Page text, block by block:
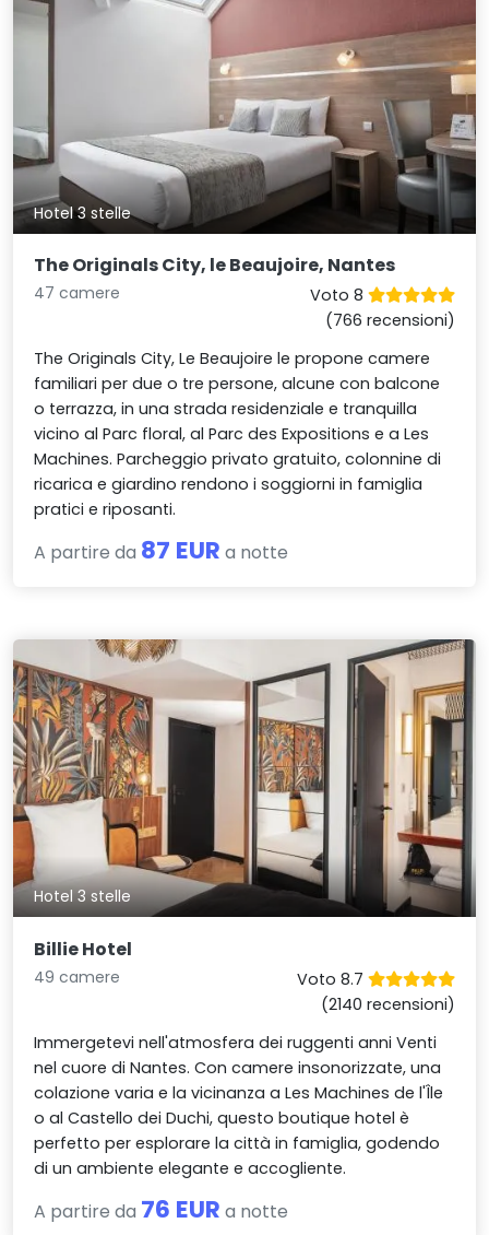
Hotel 3 stelle
The Originals City, le Beaujoire, Nantes
47 camere
Voto 8
(766 recensioni)
The Originals City, Le Beaujoire le propone camere
familiari per due o tre persone, alcune con balcone
o terrazza, in una strada residenziale e tranquilla
vicino al Parc floral, al Parc des Expositions e a Les
Machines. Parcheggio privato gratuito, colonnine di
ricarica e giardino rendono i soggiorni in famiglia
pratici e riposanti.
A partire da 87 EUR a notte
Hotel 3 stelle
Billie Hotel
49 camere
Voto 8.7
(2140 recensioni)
Immergetevi nell'atmosfera dei ruggenti anni Venti
nel cuore di Nantes. Con camere insonorizzate, una
colazione varia e la vicinanza a Les Machines de l'Île
o al Castello dei Duchi, questo boutique hotel è
perfetto per esplorare la città in famiglia, godendo
di un ambiente elegante e accogliente.
A partire da 76 EUR a notte